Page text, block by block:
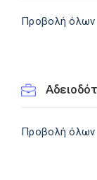
Προβολή
Προβολή